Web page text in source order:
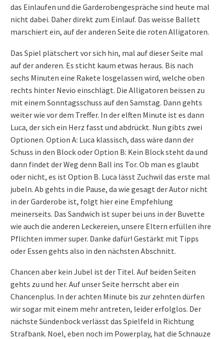
das Einlaufen und die Garderobengespräche sind heute mal
nicht dabei. Daher direkt zum Einlauf. Das weisse Ballett
marschiert ein, auf der anderen Seite die roten Alligatoren.
Das Spiel plätschert vor sich hin, mal auf dieser Seite mal
auf der anderen. Es sticht kaum etwas heraus. Bis nach
sechs Minuten eine Rakete losgelassen wird, welche oben
rechts hinter Nevio einschlägt. Die Alligatoren beissen zu
mit einem Sonntagsschuss auf den Samstag. Dann gehts
weiter wie vor dem Treffer. In der elften Minute ist es dann
Luca, der sich ein Herz fasst und abdrückt. Nun gibts zwei
Optionen. Option A: Luca klassisch, dass wäre dann der
Schuss in den Block oder Option B: Kein Block steht da und
dann findet der Weg denn Ball ins Tor. Ob man es glaubt
oder nicht, es ist Option B. Luca lässt Zuchwil das erste mal
jubeln. Ab gehts in die Pause, da wie gesagt der Autor nicht
in der Garderobe ist, folgt hier eine Empfehlung
meinerseits. Das Sandwich ist super bei uns in der Buvette
wie auch die anderen Leckereien, unsere Eltern erfüllen ihre
Pflichten immer super. Danke dafür! Gestärkt mit Tipps
oder Essen gehts also in den nächsten Abschnitt.
Chancen aber kein Jubel ist der Titel. Auf beiden Seiten
gehts zu und her. Auf unser Seite herrscht aber ein
Chancenplus. In der achten Minute bis zur zehnten dürfen
wir sogar mit einem mehr antreten, leider erfolglos. Der
nächste Sündenbock verlässt das Spielfeld in Richtung
Strafbank. Noel, eben noch im Powerplay, hat die Schnauze